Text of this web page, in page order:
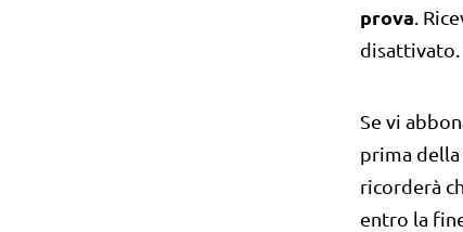
prova.
disattivato.
Se vi
prima
ricorderà
entro la